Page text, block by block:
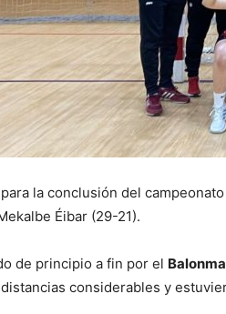
la conclusión del
Éibar (29-21).
de principio a fin por el
considerables y